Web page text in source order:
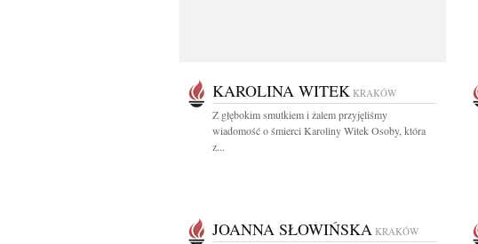
KAROLINA WITEK KRAKÓW
Z głębokim smutkiem i żalem przyjęliśmy
wiadomość o śmierci Karoliny Witek Osoby, która
z...
JOANNA SŁOWIŃSKA KRAKÓW